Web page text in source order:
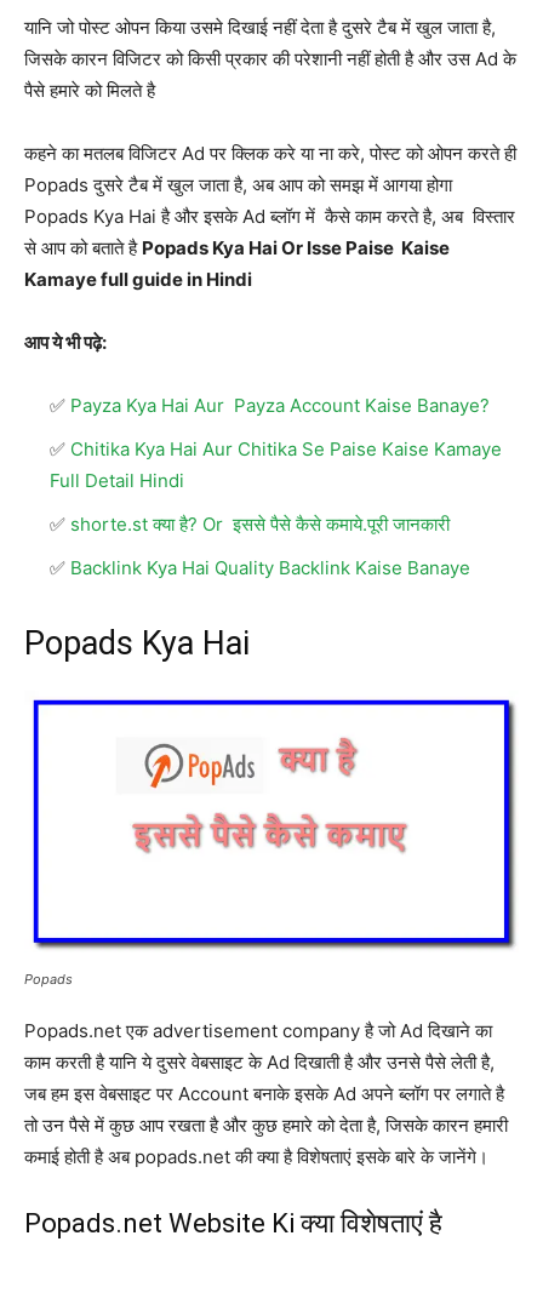
यानि जो पोस्ट ओपन किया उसमे दिखाई नहीं देता है दुसरे टैब में खुल जाता है,
जिसके कारन विजिटर को किसी प्रकार की परेशानी नहीं होती है और उस Ad के
पैसे हमारे को मिलते है
कहने का मतलब विजिटर Ad पर क्लिक करे या ना करे, पोस्ट को ओपन करते ही
Popads दुसरे टैब में खुल जाता है, अब आप को समझ में आगया होगा
Popads Kya Hai है और इसके Ad ब्लॉग में कैसे काम करते है, अब विस्तार
से आप को बताते है Popads Kya Hai Or Isse Paise Kaise
Kamaye full guide in Hindi
आप ये भी पढ़े:
Payza Kya Hai Aur Payza Account Kaise Banaye?
Chitika Kya Hai Aur Chitika Se Paise Kaise Kamaye
Full Detail Hindi
shorte.st क्या है? Or इससे पैसे कैसे कमाये.पूरी जानकारी
Backlink Kya Hai Quality Backlink Kaise Banaye
Popads Kya Hai
Popads
Popads.net एक advertisement company है जो Ad दिखाने का
काम करती है यानि ये दुसरे वेबसाइट के Ad दिखाती है और उनसे पैसे लेती है,
जब हम इस वेबसाइट पर Account बनाके इसके Ad अपने ब्लॉग पर लगाते है
तो उन पैसे में कुछ आप रखता है और कुछ हमारे को देता है, जिसके कारन हमारी
कमाई होती है अब popads.net की क्या है विशेषताएं इसके बारे के जानेंगे।
Popads.net Website Ki क्या विशेषताएं है